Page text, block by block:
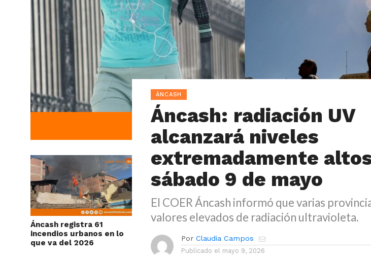
Áncash registra 61
incendios urbanos en lo
que va del 2026
ÁNCASH
Áncash: radiación UV
alcanzará niveles
extremadamente
sábado 9 de mayo
El COER Áncash informó que varias
valores elevados de radiación ultravioleta.
Por Claudia Campos
Publicado el mayo 9, 2026